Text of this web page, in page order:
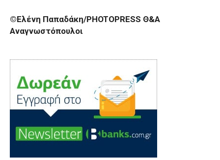
©Ελένη Παπαδάκη/PHOTOPRESS Θ&Α
Αναγνωστόπουλοι